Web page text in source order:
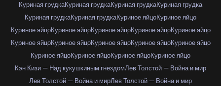
Куриная грудкаКуриная грудкаКуриная грудкаКуриная грудка
Куриная грудкаКуриная грудкаКуриное яйцоКуриное яйцо
Куриное яйцоКуриное яйцоКуриное яйцоКуриное яйцоКуриное яйцо
Куриное яйцоКуриное яйцоКуриное яйцоКуриное яйцоКуриное яйцо
Куриное яйцоКуриное яйцоКуриное яйцоКуриное яйцо
Кэн Кизи — Над кукушкиным гнездомЛев Толстой — Война и мир
Лев Толстой — Война и мирЛев Толстой — Война и мир